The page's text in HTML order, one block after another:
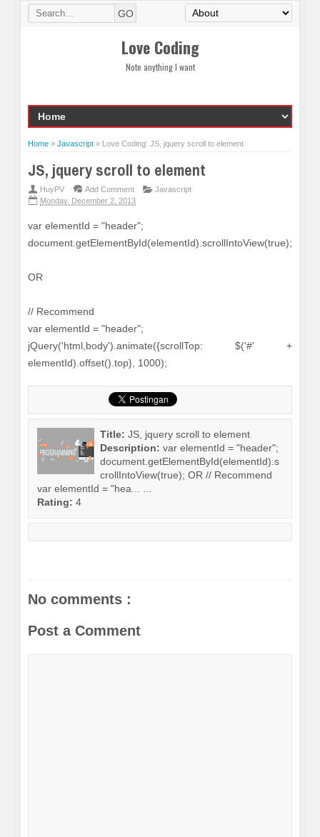
Love Coding
Note anything I want
Home » Javascript » Love Coding: JS, jquery scroll to element
JS, jquery scroll to element
HuyPV Add Comment
Javascript
Monday, December 2, 2013
var elementId = "header";
document.getElementById(elementId).scrollIntoView(true);
OR
// Recommend
var elementId = "header";
jQuery('html,body').animate({scrollTop: $('#' +
elementId).offset().top}, 1000);
Title: JS, jquery scroll to element
Description: var elementId = "header";
document.getElementById(elementId).s
crollIntoView(true); OR // Recommend
var elementId = "hea... ...
Rating: 4
No comments :
Post a Comment